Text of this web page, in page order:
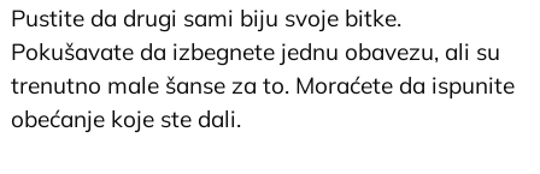
Pustite da drugi sami biju svoje bitke.
Pokušavate da izbegnete jednu obavezu, ali su
trenutno male šanse za to. Moraćete da ispunite
obećanje koje ste dali.